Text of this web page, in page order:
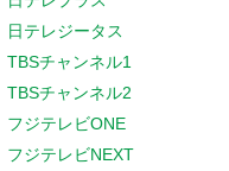
日テレジータス
TBSチャンネル1
TBSチャンネル2
フジテレビONE
フジテレビNEXT